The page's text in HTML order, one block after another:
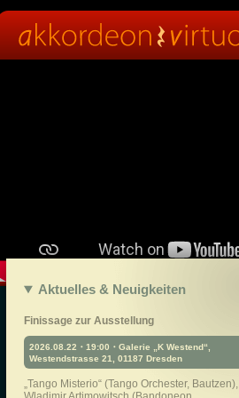
Aktuelles & Neuigkeiten
Finissage zur Ausstellung
2026.08.22・19:00・Galerie „K Westend“,
Westendstrasse 21, 01187 Dresden
„Tango Misterio“ (Tango Orchester, Bautzen),